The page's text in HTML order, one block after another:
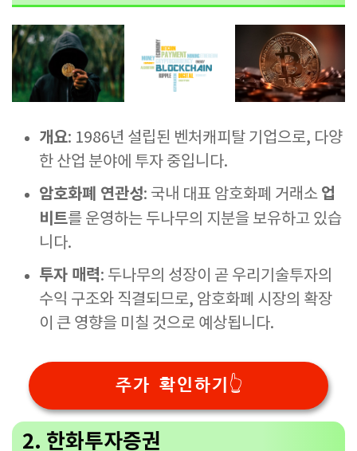
개요: 1986년 설립된 벤처캐피탈 기업으로, 다양
한 산업 분야에 투자 중입니다.
암호화폐 연관성: 국내 대표 암호화폐 거래소 업
비트를 운영하는 두나무의 지분을 보유하고 있습
니다.
투자 매력: 두나무의 성장이 곧 우리기술투자의
수익 구조와 직결되므로, 암호화폐 시장의 확장
이 큰 영향을 미칠 것으로 예상됩니다.
주가 확인하기👆
2. 한화투자증권